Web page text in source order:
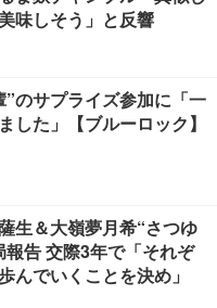
味しそう」と反響
のサプライズ参加に「一
した」【ブルーロック】
生＆大嶺夢月希“さつゆ
告 交際3年で「それぞ
んでいくことを決め」